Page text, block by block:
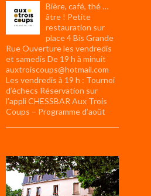
Bière, café, thé …
âtre ! Petite
restauration sur
place 4 Bis Grande
Rue Ouverture les vendredis
et samedis De 19 h à minuit
auxtroiscoups@hotmail.com
Les vendredis à 19 h : Tournoi
d’échecs Réservation sur
l’appli CHESSBAR Aux Trois
Coups – Programme d’août